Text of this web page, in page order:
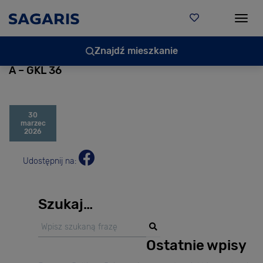
Znajdź mieszkanie
A – GKL 36
30
marzec
2026
Udostępnij na:
Szukaj…
Ostatnie wpisy